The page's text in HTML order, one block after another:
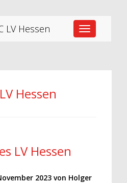
Toggle
LV Hessen
LV Hessen
LV Hessen
2023 von Holger